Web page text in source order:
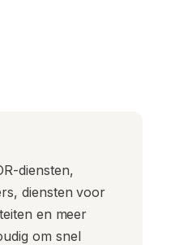
diensten,
diensten voor
en meer
om snel